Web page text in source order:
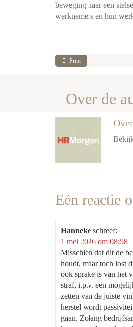
beweging naar een
werknemers en hun
Print
Over de
Eén reactie
Hanneke schreef:
1 mei 2026 om 08:58
Misschien dat dit de
houdt, maar toch lost
ook sprake is van het
straf, i.p.v. een
zetten van de juiste
herstel wordt
gaan. Zolang